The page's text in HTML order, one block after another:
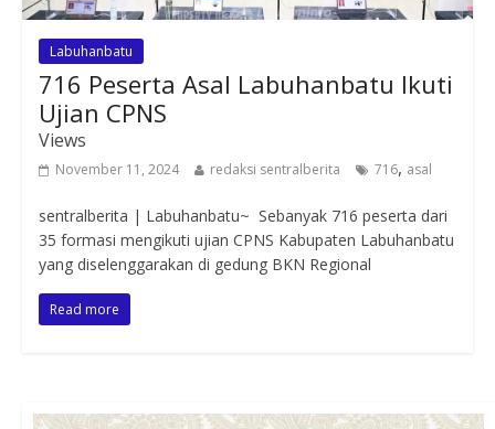
Labuhanbatu
716 Peserta Asal Labuhanbatu Ikuti
Ujian CPNS
Views
November 11, 2024 redaksi sentralberita 716, asal
sentralberita | Labuhanbatu~ Sebanyak 716 peserta dari
35 formasi mengikuti ujian CPNS Kabupaten Labuhanbatu
yang diselenggarakan di gedung BKN Regional
Read more